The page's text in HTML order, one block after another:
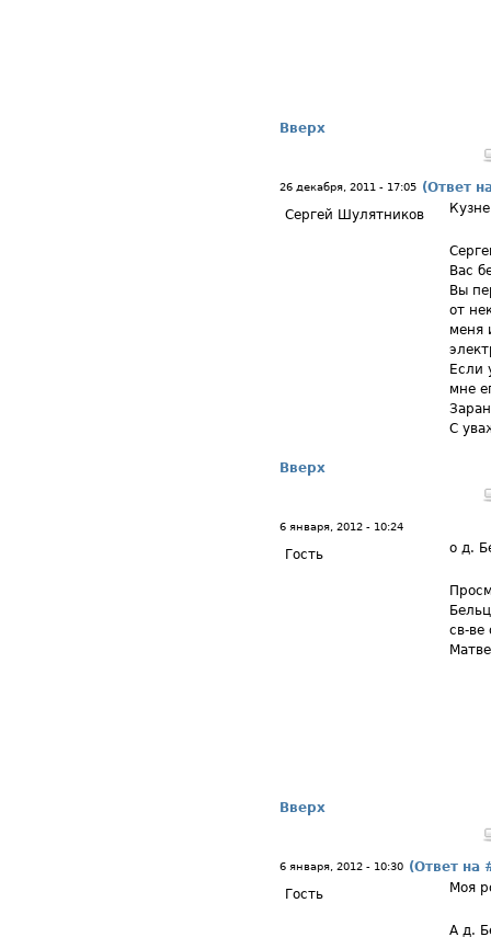
Вверх
26 декабря, 2011 - 17:05 (Ответ
Сергей Шулятников
Вас
Вы
от
меня
Если
мне
С
Вверх
6 января, 2012 - 10:24
Гость о д.
св-
Вверх
6 января, 2012 - 10:30 (Ответ на
Гость
Моя
А д.